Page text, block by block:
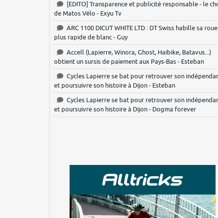
[EDITO] Transparence et publicité responsable - le
de Matos Vélo - Exyu Tv
ARC 1100 DICUT WHITE LTD : DT Swiss habille sa
plus rapide de blanc - Guy
Accell (Lapierre, Winora, Ghost, Haibike, Batavus...)
obtient un sursis de paiement aux Pays-Bas - Esteban
Cycles Lapierre se bat pour retrouver son
et poursuivre son histoire à Dijon - Esteban
Cycles Lapierre se bat pour retrouver son
et poursuivre son histoire à Dijon - Dogma forever